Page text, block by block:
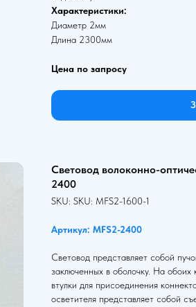
Характеристики:
Диаметр 2мм
Длина 2300мм
Цена по запросу
Световод волоконно-
2400
SKU: SKU: MFS2-1600-1
Артикул: MFS2-2400
Световод представляет собой
заключенных в оболочку. На обоих
втулки для присоединения
осветителя представляет собой